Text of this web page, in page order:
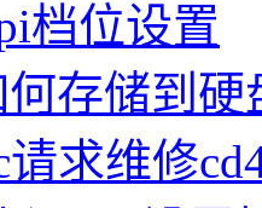
档位设置
何存储到硬
请求维修